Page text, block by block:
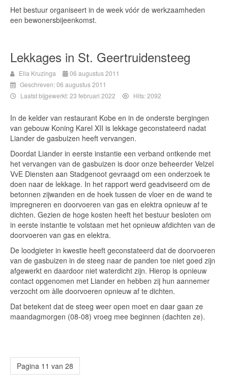
Het bestuur organiseert in de week vóór de werkzaamheden
een bewonersbijeenkomst.
Lekkages in St. Geertruidensteeg
Ella Kruzinga
06 augustus 2011
Geschreven: 06 augustus 2011
Laatst bijgewerkt: 23 februari 2022
Hits: 2092
In de kelder van restaurant Kobe en in de onderste bergingen
van gebouw Koning Karel XII is lekkage geconstateerd nadat
Liander de gasbuizen heeft vervangen.
Doordat Liander in eerste instantie een verband ontkende met
het vervangen van de gasbuizen is door onze beheerder Velzel
VvE Diensten aan Stadgenoot gevraagd om een onderzoek te
doen naar de lekkage. In het rapport werd geadviseerd om de
betonnen zijwanden en de hoek tussen de vloer en de wand te
impregneren en doorvoeren van gas en elektra opnieuw af te
dichten. Gezien de hoge kosten heeft het bestuur besloten om
in eerste instantie te volstaan met het opnieuw afdichten van de
doorvoeren van gas en elektra.
De loodgieter in kwestie heeft geconstateerd dat de doorvoeren
van de gasbuizen in de steeg naar de panden toe niet goed zijn
afgewerkt en daardoor niet waterdicht zijn. Hierop is opnieuw
contact opgenomen met Liander en hebben zij hun aannemer
verzocht om àlle doorvoeren opnieuw af te dichten.
Dat betekent dat de steeg weer open moet en daar gaan ze
maandagmorgen (08-08) vroeg mee beginnen (dachten ze).
Pagina 11 van 28